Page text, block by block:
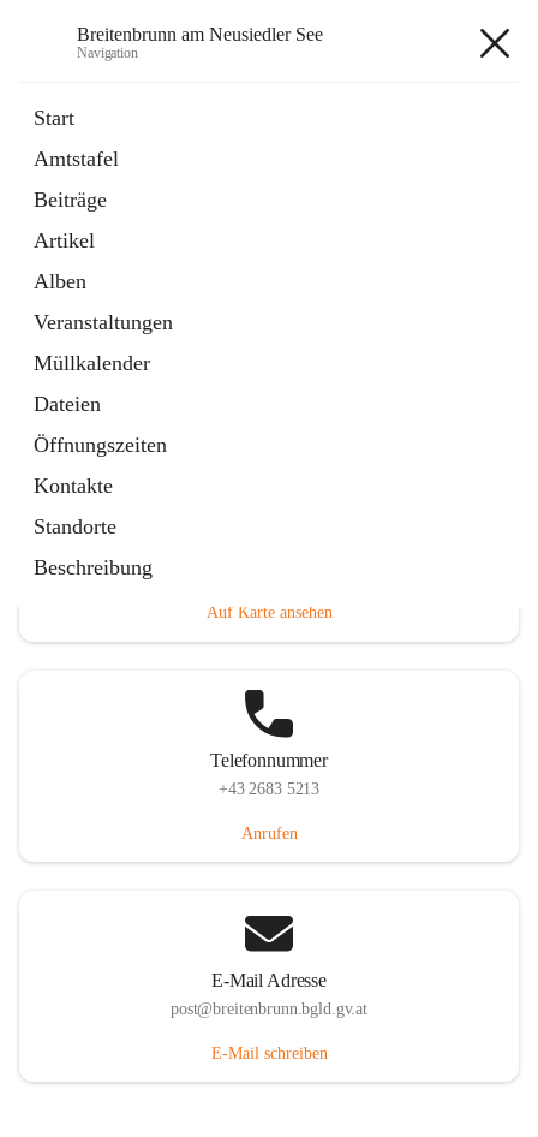
Breitenbrunn am Neusiedler See
Navigation
Start
Amtstafel
Beiträge
Artikel
Alben
Veranstaltungen
Müllkalender
Dateien
Öffnungszeiten
Kontakte
Standorte
Beschreibung
18 Schnellzugriffe
Gemeindeservice
Auf Karte ansehen
Telefonnummer
+43 2683 5213
Anrufen
E-Mail Adresse
post@breitenbrunn.bgld.gv.at
E-Mail schreiben